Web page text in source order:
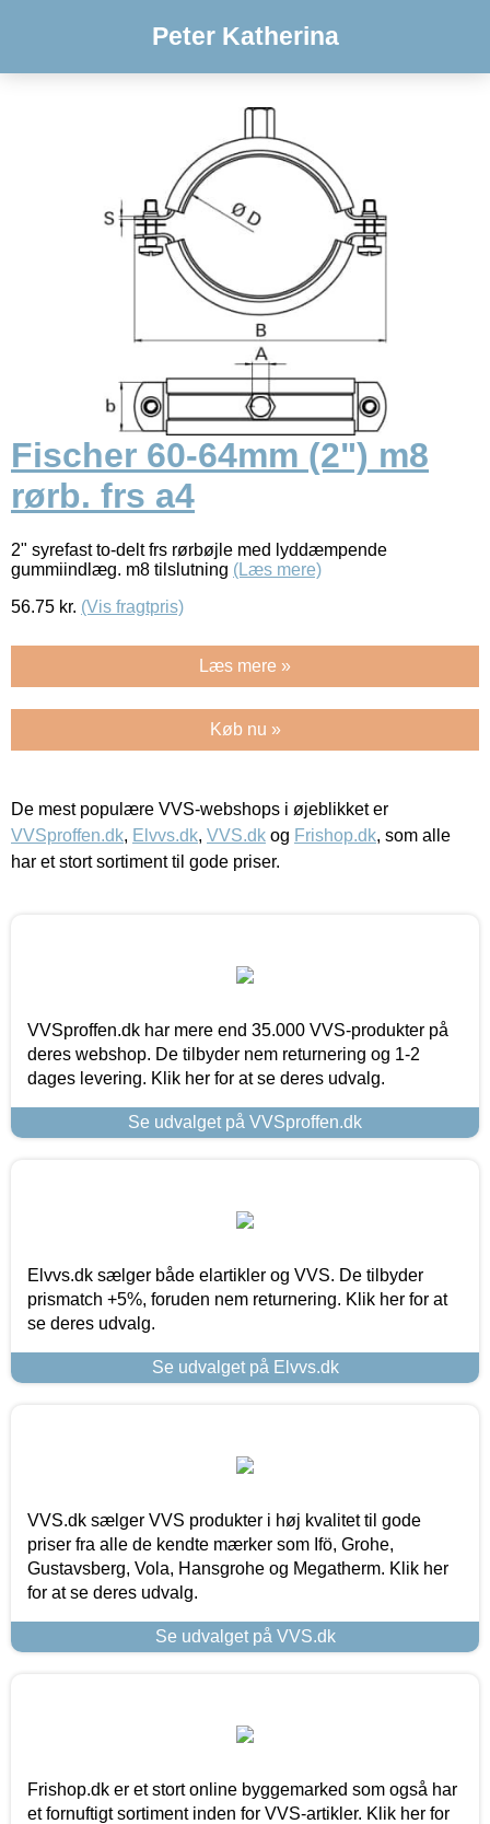
Peter Katherina
Fischer 60-64mm (2") m8
rørb. frs a4
2" syrefast to-delt frs rørbøjle med lyddæmpende
gummiindlæg. m8 tilslutning (Læs mere)
56.75 kr. (Vis fragtpris)
Læs mere »
Køb nu »
De mest populære VVS-webshops i øjeblikket er
VVSproffen.dk, Elvvs.dk, VVS.dk og Frishop.dk, som alle
har et stort sortiment til gode priser.
VVSproffen.dk har mere end 35.000 VVS-produkter på
deres webshop. De tilbyder nem returnering og 1-2
dages levering. Klik her for at se deres udvalg.
Se udvalget på VVSproffen.dk
Elvvs.dk sælger både elartikler og VVS. De tilbyder
prismatch +5%, foruden nem returnering. Klik her for at
se deres udvalg.
Se udvalget på Elvvs.dk
VVS.dk sælger VVS produkter i høj kvalitet til gode
priser fra alle de kendte mærker som Ifö, Grohe,
Gustavsberg, Vola, Hansgrohe og Megatherm. Klik her
for at se deres udvalg.
Se udvalget på VVS.dk
Frishop.dk er et stort online byggemarked som også har
et fornuftigt sortiment inden for VVS-artikler. Klik her for